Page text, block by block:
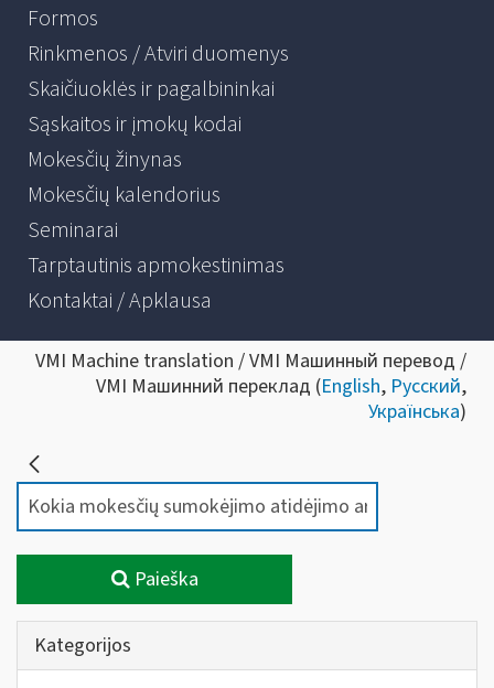
Formos
Rinkmenos / Atviri duomenys
Skaičiuoklės ir pagalbininkai
Sąskaitos ir įmokų kodai
Mokesčių žinynas
Mokesčių kalendorius
Seminarai
Tarptautinis apmokestinimas
Kontaktai / Apklausa
VMI Machine translation / VMI Машинный перевод /
VMI Машинний переклад (English, Русский,
Українська)
Paieška
Kategorijos